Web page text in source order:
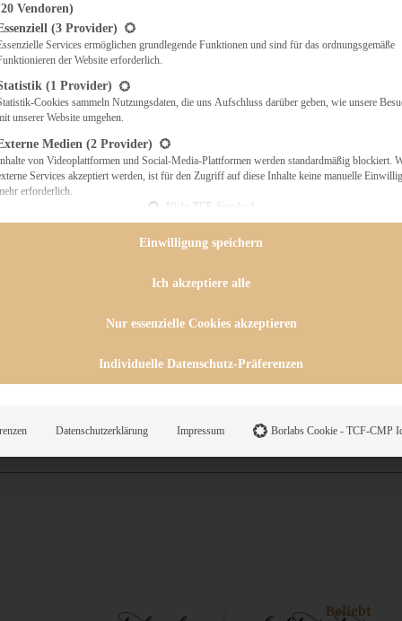
& QUICHES
Beliebt
Vendoren)
eine Liste der Service-Gruppen, für die eine Einwilligung erteilt werden
(3 Provider)
Services ermöglichen grundlegende Funktionen und sind für das ordnungsgemäße
der Website erforderlich.
(1 Provider)
Cookies sammeln Nutzungsdaten, die uns Aufschluss darüber geben, wie unsere
unserer Website umgehen.
Medien (2 Provider)
von Videoplattformen und Social-Media-Plattformen werden standardmäßig blockiert.
Services akzeptiert werden, ist für den Zugriff auf diese Inhalte keine manuelle
erforderlich.
Nicht-TCF-Standard
Einwilligung speichern
Ich akzeptiere alle
Nur essenzielle Cookies akzeptieren
Individuelle Datenschutz-Präferenzen
Datenschutzerklärung Impressum Borlabs Cookie - TCF-CMP